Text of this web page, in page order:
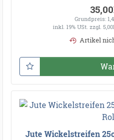
Grundpreis:
inkl. 19% USt. zzgl.
Artikel
Jute Wickelstreifen